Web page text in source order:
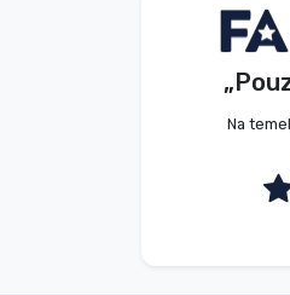
Na